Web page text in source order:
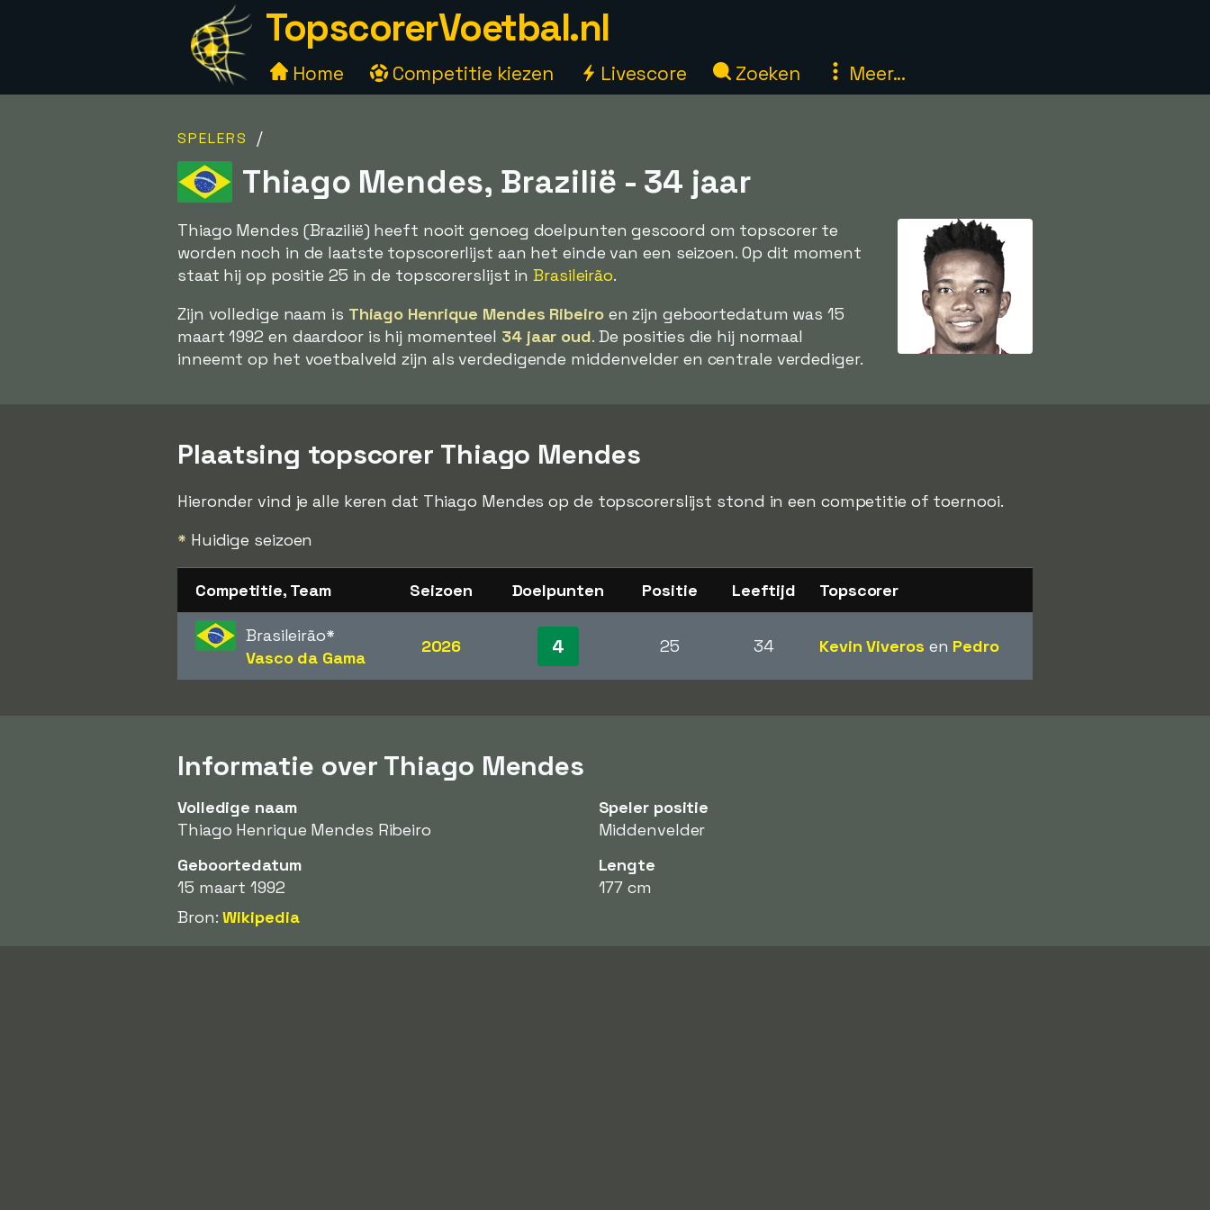
TopscorerVoetbal.nl
Home Competitie kiezen Livescore Zoeken Meer...
SPELERS /
Thiago Mendes, Brazilië - 34 jaar
Thiago Mendes (Brazilië) heeft nooit genoeg doelpunten gescoord om topscorer te
worden noch in de laatste topscorerlijst aan het einde van een seizoen. Op dit moment
staat hij op positie 25 in de topscorerslijst inBrasileirão.
Zijn volledige naam is Thiago Henrique Mendes Ribeiroen zijn geboortedatum was 15
maart 1992 en daardoor is hij momenteel 34 jaar oud. De posities die hij normaal
inneemt op het voetbalveld zijn als verdedigende middenvelder en centrale verdediger.
Plaatsing topscorer Thiago Mendes
Hieronder vind je alle keren dat Thiago Mendes op de topscorerslijst stond in een competitie of toernooi.
* Huidige seizoen
Competitie, Team Seizoen Doelpunten Positie Leeftijd Topscorer
Brasileirão*
Vasco da Gama
2026 4 25 34 Kevin Viveros en Pedro
Informatie over Thiago Mendes
Volledige naam
Thiago Henrique Mendes Ribeiro
Speler positie
Middenvelder
Geboortedatum
15 maart 1992
Lengte
177 cm
Bron:Wikipedia